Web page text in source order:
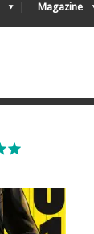
Magazine